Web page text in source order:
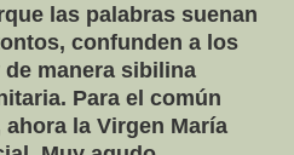
las palabras suenan
confunden a los
manera sibilina
Para el común
la Virgen María